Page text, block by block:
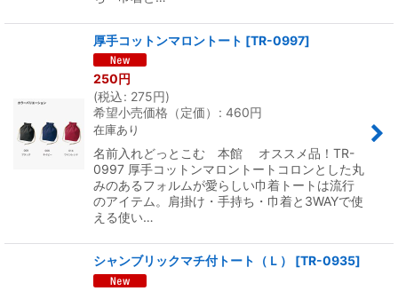
厚手コットンマロントート [TR-0997]
250円
(税込: 275円)
希望小売価格（定価）
: 460円
在庫あり
名前入れどっとこむ 本館 オススメ品！TR-
0997 厚手コットンマロントートコロンとした丸
みのあるフォルムが愛らしい巾着トートは流行
のアイテム。肩掛け・手持ち・巾着と3WAYで使
える使い…
シャンブリックマチ付トート（Ｌ） [TR-0935]